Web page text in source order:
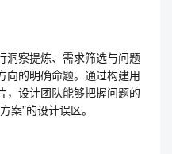
洞察提炼、需求筛选与问题
向的明确命题。通过构建用
，设计团队能够把握问题的
案”的设计误区。